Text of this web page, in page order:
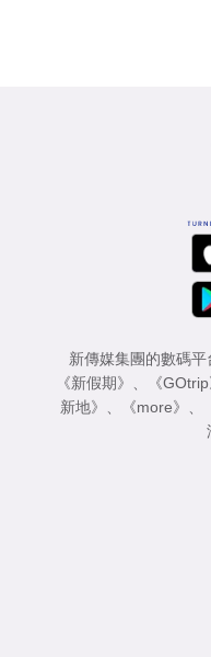
新傳媒集團的數碼
《新假期》 、 《GOtrip
新地》 、 《more》 、